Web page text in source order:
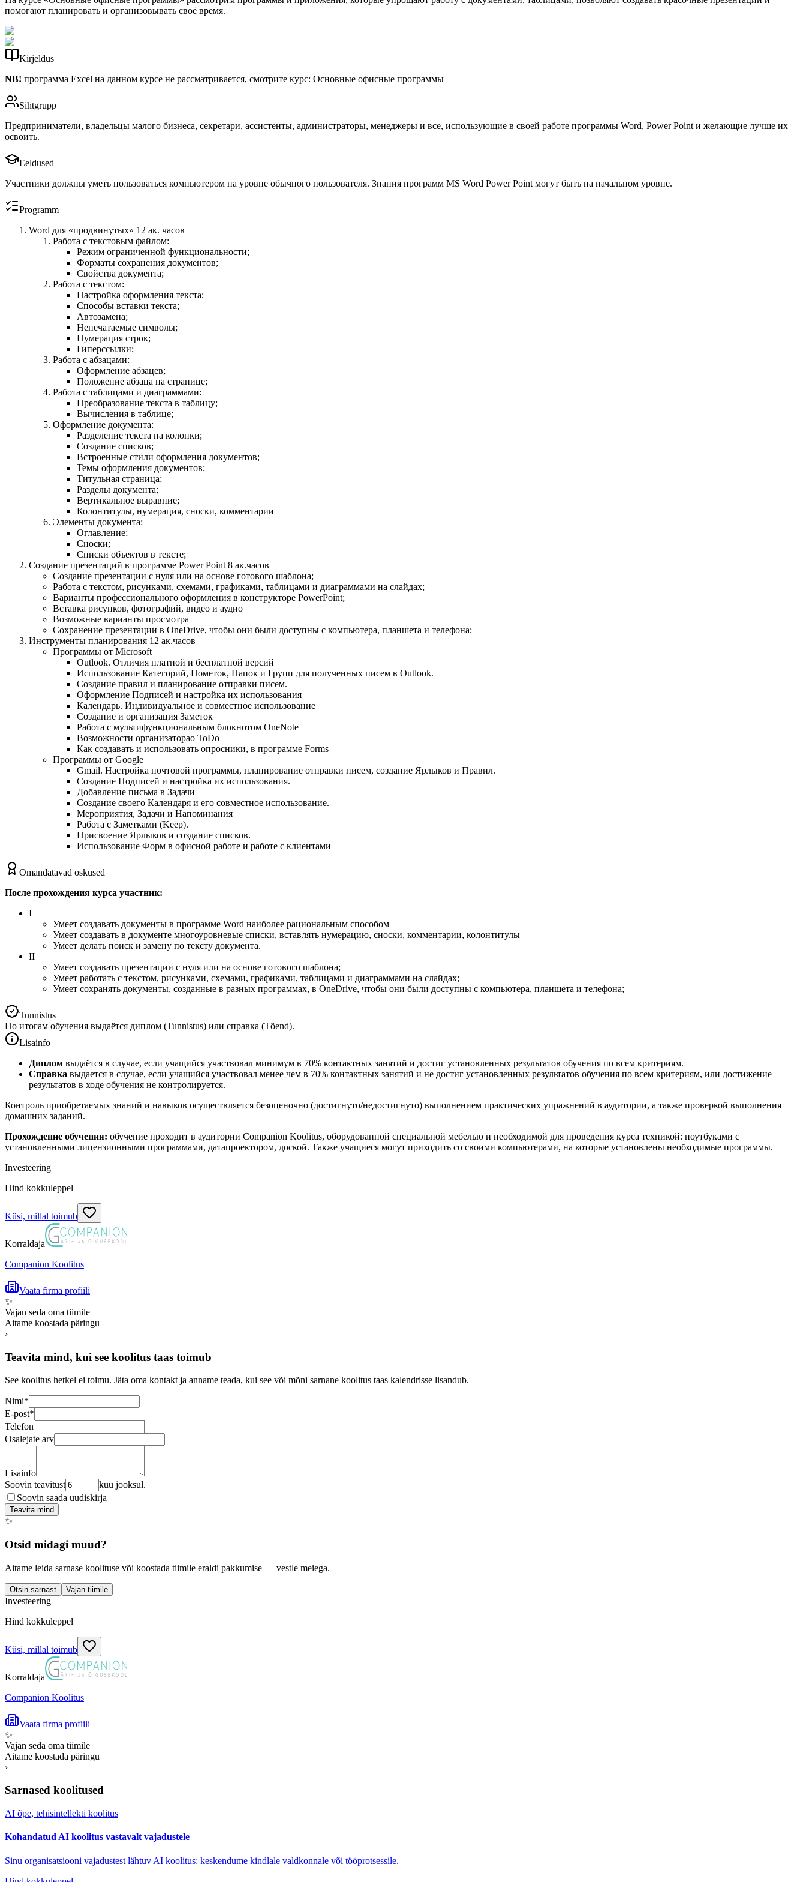
помогают планировать и организовывать своё время.
Kirjeldus
NB! программа Excel на данном курсе не рассматривается, смотрите курс: Основные офисные программы
Sihtgrupp
Предприниматели, владельцы малого бизнеса, секретари, ассистенты, администраторы, менеджеры и все, использующие в своей работе программы Word, Power Point и желающие лучше их
освоить.
Eeldused
Участники должны уметь пользоваться компьютером на уровне обычного пользователя. Знания программ MS Word Power Point могут быть на начальном уровне.
Programm
Word для «продвинутых» 12 ак. часов
Работа с текстовым файлом:
Режим ограниченной функциональности;
Форматы сохранения документов;
Свойства документа;
Работа с текстом:
Настройка оформления текста;
Способы вставки текста;
Автозамена;
Непечатаемые символы;
Нумерация строк;
Гиперссылки;
Работа с абзацами:
Оформление абзацев;
Положение абзаца на странице;
Работа с таблицами и диаграммами:
Преобразование текста в таблицу;
Вычисления в таблице;
Оформление документа:
Разделение текста на колонки;
Создание списков;
Встроенные стили оформления документов;
Темы оформления документов;
Титульная страница;
Разделы документа;
Вертикальное выравние;
Колонтитулы, нумерация, сноски, комментарии
Элементы документа:
Оглавление;
Сноски;
Списки объектов в тексте;
Создание презентаций в программе Power Point 8 ак.часов
Создание презентации с нуля или на основе готового шаблона;
Работа с текстом, рисунками, схемами, графиками, таблицами и диаграммами на слайдах;
Варианты профессионального оформления в конструкторе PowerPoint;
Вставка рисунков, фотографий, видео и аудио
Возможные варианты просмотра
Сохранение презентации в OneDrive, чтобы они были доступны с компьютера, планшета и телефона;
Инструменты планирования 12 ак.часов
Программы от Microsoft
Outlook. Отличия платной и бесплатной версий
Использование Категорий, Пометок, Папок и Групп для полученных писем в Outlook.
Создание правил и планирование отправки писем.
Оформление Подписей и настройка их использования
Календарь. Индивидуальное и совместное использование
Создание и организация Заметок
Работа с мультифункциональным блокнотом OneNote
Возможности организаторао ToDo
Как создавать и использовать опросники, в программе Forms
Программы от Google
Gmail. Настройка почтовой программы, планирование отправки писем, создание Ярлыков и Правил.
Создание Подписей и настройка их использования.
Добавление письма в Задачи
Создание своего Календаря и его совместное использование.
Мероприятия, Задачи и Напоминания
Работа с Заметками (Keep).
Присвоение Ярлыков и создание списков.
Использование Форм в офисной работе и работе с клиентами
Omandatavad oskused
После прохождения курса участник:
I
Умеет создавать документы в программе Word наиболее рациональным способом
Умеет создавать в документе многоуровневые списки, вставлять нумерацию, сноски, комментарии, колонтитулы
Умеет делать поиск и замену по тексту документа.
II
Умеет создавать презентации с нуля или на основе готового шаблона;
Умеет работать с текстом, рисунками, схемами, графиками, таблицами и диаграммами на слайдах;
Умеет сохранять документы, созданные в разных программах, в OneDrive, чтобы они были доступны с компьютера, планшета и телефона;
Tunnistus
По итогам обучения выдаётся диплом (Tunnistus) или справка (Tõend).
Lisainfo
Диплом выдаётся в случае, если учащийся участвовал минимум в 70% контактных занятий и достиг установленных результатов обучения по всем критериям.
Справка выдается в случае, если учащийся участвовал менее чем в 70% контактных занятий и не достиг установленных результатов обучения по всем критериям, или достижение
результатов в ходе обучения не контролируется.
Контроль приобретаемых знаний и навыков осуществляется безоценочно (достигнуто/недостигнуто) выполнением практических упражнений в аудитории, а также проверкой выполнения
домашних заданий.
Прохождение обучения: обучение проходит в аудитории Companion Koolitus, оборудованной специальной мебелью и необходимой для проведения курса техникой: ноутбуками с
установленными лицензионными программами, датапроектором, доской. Также учащиеся могут приходить со своими компьютерами, на которые установлены необходимые программы.
Investeering
Hind kokkuleppel
Küsi, millal toimub
Korraldaja
Companion Koolitus
Vaata firma profiili
✨
Vajan seda oma tiimile
Aitame koostada päringu
›
Teavita mind, kui see koolitus taas toimub
See koolitus hetkel ei toimu. Jäta oma kontakt ja anname teada, kui see või mõni sarnane koolitus taas kalendrisse lisandub.
Nimi*
E-post*
Telefon
Osalejate arv
Lisainfo
Soovin teavitust
kuu jooksul.
Soovin saada uudiskirja
Teavita mind
✨
Otsid midagi muud?
Aitame leida sarnase koolituse või koostada tiimile eraldi pakkumise — vestle meiega.
Otsin sarnast Vajan tiimile
Investeering
Hind kokkuleppel
Küsi, millal toimub
Korraldaja
Companion Koolitus
Vaata firma profiili
✨
Vajan seda oma tiimile
Aitame koostada päringu
›
Sarnased koolitused
AI õpe, tehisintellekti koolitus
Kohandatud AI koolitus vastavalt vajadustele
Sinu organisatsiooni vajadustest lähtuv AI koolitus: keskendume kindlale valdkonnale või tööprotsessile.